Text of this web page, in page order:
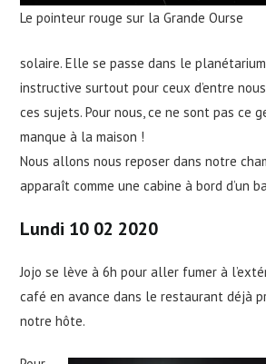
Le pointeur rouge sur la Grande Ourse
solaire. Elle se passe dans le
instructive surtout pour ceux d’entre
ces sujets. Pour nous, ce ne sont pas ce
manque à la maison !
Nous allons nous reposer dans notre
apparaît comme une cabine à bord d’un
Lundi 10 02 2020
Jojo se lève à 6h pour aller fumer à
café en avance dans le restaurant déjà
notre hôte.